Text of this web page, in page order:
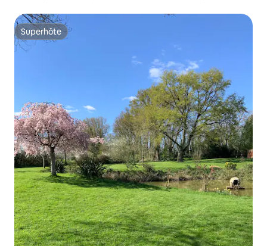
Superhôte
Superhôte